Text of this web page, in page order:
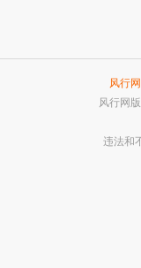
风行
风行网
违法和